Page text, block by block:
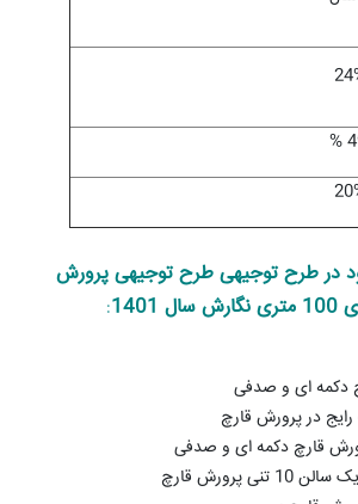
در طرح توجیهی طرح توجیهی پرورش
:
دکمه ای و صدفی
رایج در پرورش قارچ
قارچ دکمه ای و صدفی
پرورش قارچ